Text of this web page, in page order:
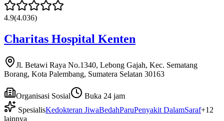
4.9(4.036)
Charitas Hospital Kenten
Jl. Betawi Raya No.1340, Lebong Gajah, Kec. Sematang
Borang, Kota Palembang, Sumatera Selatan 30163
Organisasi Sosial
Buka 24 jam
SpesialisKedokteran JiwaBedahParuPenyakit DalamSaraf+12
lainnya